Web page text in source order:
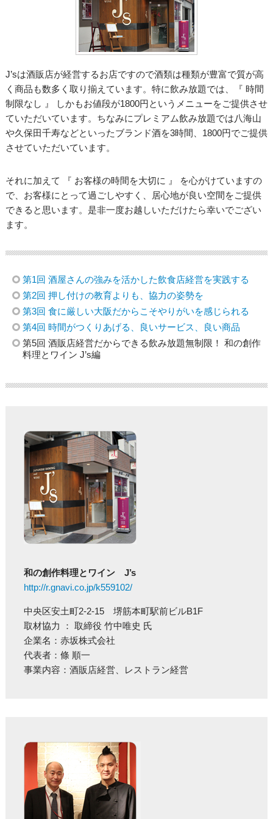
J’sは酒販店が経営するお店ですので酒類は種類が豊富で質が高
く商品も数多く取り揃えています。特に飲み放題では、『 時間
制限なし 』 しかもお値段が1800円というメニューをご提供させ
ていただいています。ちなみにプレミアム飲み放題では八海山
や久保田千寿などといったブランド酒を3時間、1800円でご提供
させていただいています。
それに加えて 『 お客様の時間を大切に 』 を心がけていますの
で、お客様にとって過ごしやすく、居心地が良い空間をご提供
できると思います。是非一度お越しいただけたら幸いでござい
ます。
第1回 酒屋さんの強みを活かした飲食店経営を実践する
第2回 押し付けの教育よりも、協力の姿勢を
第3回 食に厳しい大阪だからこそやりがいを感じられる
第4回 時間がつくりあげる、良いサービス、良い商品
第5回 酒販店経営だからできる飲み放題無制限！ 和の創作
料理とワイン J’s編
和の創作料理とワイン J’s
http://r.gnavi.co.jp/k559102/
中央区安土町2-2-15 堺筋本町駅前ビルB1F
取材協力 ： 取締役 竹中唯史 氏
企業名：赤坂株式会社
代表者：條 順一
事業内容：酒販店経営、レストラン経営